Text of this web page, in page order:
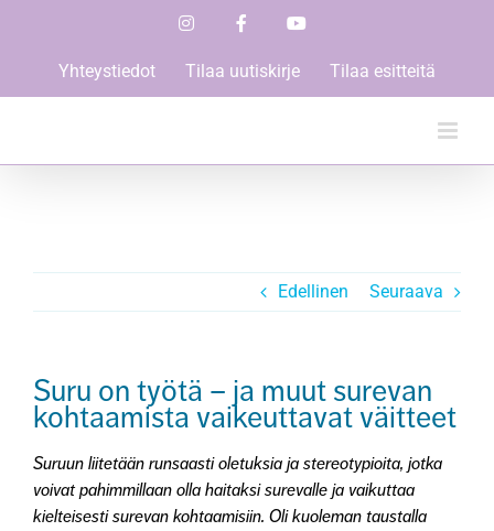
InstagramFacebook
Yhteystiedot Tilaa uutiskirje Tilaa esitteitä
Edellinen Seuraava
Suru on työtä – ja muut surevan
kohtaamista vaikeuttavat väitteet
Suruun liitetään runsaasti oletuksia ja stereotypioita, jotka
voivat pahimmillaan olla haitaksi surevalle ja vaikuttaa
kielteisesti surevan kohtaamisiin. Oli kuoleman taustalla